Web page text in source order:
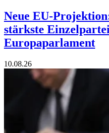
Neue EU-
stärkste
Europaparlament
10.08.26